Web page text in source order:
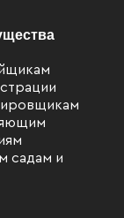
садам и
вы